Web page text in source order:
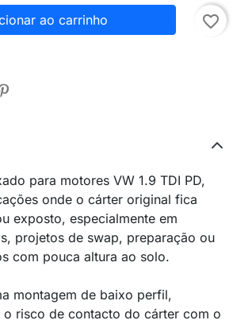
ao carrinho favorite_border
para motores VW 1.9 TDI PD,
onde o cárter original fica
exposto, especialmente em
projetos de swap, preparação ou
com pouca altura ao solo.
montagem de baixo perfil,
risco de contacto do cárter com o